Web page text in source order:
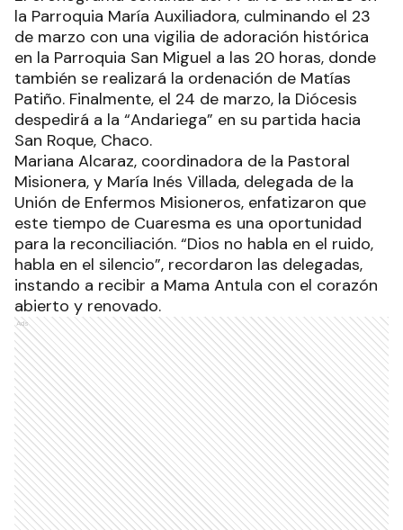
la Parroquia María Auxiliadora, culminando el 23
de marzo con una vigilia de adoración histórica
en la Parroquia San Miguel a las 20 horas, donde
también se realizará la ordenación de Matías
Patiño. Finalmente, el 24 de marzo, la Diócesis
despedirá a la “Andariega” en su partida hacia
San Roque, Chaco.
Mariana Alcaraz, coordinadora de la Pastoral
Misionera, y María Inés Villada, delegada de la
Unión de Enfermos Misioneros, enfatizaron que
este tiempo de Cuaresma es una oportunidad
para la reconciliación. “Dios no habla en el ruido,
habla en el silencio”, recordaron las delegadas,
instando a recibir a Mama Antula con el corazón
abierto y renovado.
Ads